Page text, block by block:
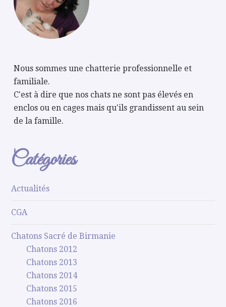
Nous sommes une chatterie professionnelle et
familiale.
C'est à dire que nos chats ne sont pas élevés en
enclos ou en cages mais qu'ils grandissent au sein
de la famille.
Catégories
Actualités
CGA
Chatons Sacré de Birmanie
Chatons 2012
Chatons 2013
Chatons 2014
Chatons 2015
Chatons 2016